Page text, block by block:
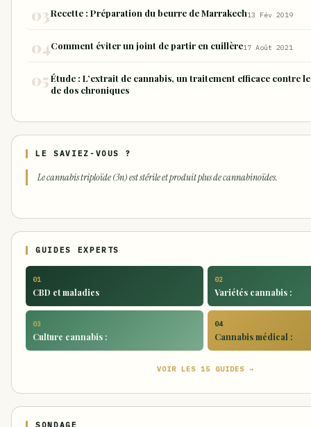
Recette : Préparation du beurre de Marrakech13 Fév 2019
Comment éviter un joint de partir en cuillère17 Août 2021
Étude : L’extrait de cannabis, un traitement efficace contre
de dos chroniques
LE SAVIEZ-VOUS ?
Le cannabis triploïde (3n) est stérile et produit plus de cannabinoïdes.
GUIDES EXPERTS
01
CBD et maladies
02
Variétés cannabis :
03
Culture cannabis :
04
Cannabis médical :
VOIR LES 15 GUIDES →